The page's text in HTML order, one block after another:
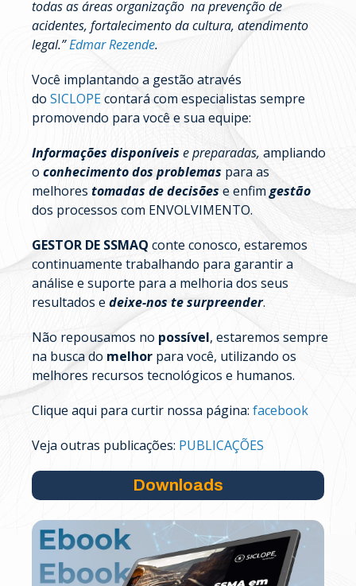
todas as áreas organização na prevenção de
acidentes, fortalecimento da cultura, atendimento
legal.”Edmar Rezende.
Você implantando a gestão através
do SICLOPEcontará com especialistas sempre
promovendo para você e sua equipe:
Informações disponíveis epreparadas, ampliando
o conhecimento dos problemas para as
melhores tomadas de decisõese enfimgestão
dos processos com ENVOLVIMENTO.
GESTOR DE SSMAQ conte conosco, estaremos
continuamente trabalhando para garantir a
análise e suporte para a melhoria dos seus
resultados e deixe-nos te surpreender.
Não repousamos no possível, estaremos sempre
na busca do melhor para você, utilizando os
melhores recursos tecnológicos e humanos.
Clique aqui para curtir nossa página: facebook
Veja outras publicações: PUBLICAÇÕES
Downloads